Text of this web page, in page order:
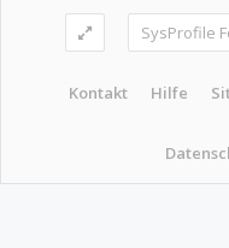
SysProfile
Kontakt Hilfe